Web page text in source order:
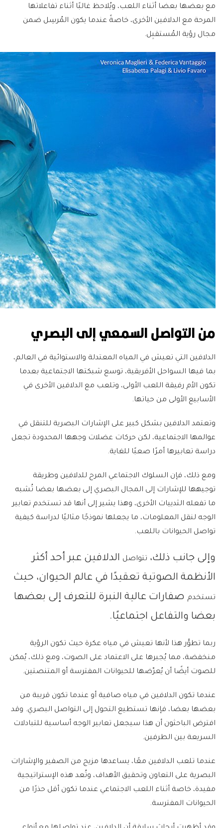
مع بعضها بعضا أثناء اللعب، ويُلاحظ غالبًا أثناء تفاعلاتها
المرحة مع الدلافين الأخرى، خاصةً عندما يكون المُرسِل ضمن
مجال رؤية المُستقبِل.
من التواصل السمعي إلى البصري
الدلافين التي تعيش في المياه المعتدلة والاستوائية في العالم،
بما فيها السواحل الأفريقية، توسع شبكتها الاجتماعية بعدما
تكون الأم رفيقة اللعب الأولى، وتلعب مع الدلافين الأخرى في
الأسابيع الأولى من حياتها.
وتعتمد الدلافين بشكل كبير على الإشارات البصرية للتنقل في
عوالمها الاجتماعية، لكن حركات عضلات وجهها المحدودة تجعل
دراسة تعابيرها أمرًا صعبًا للغاية.
ومع ذلك، فإن السلوك الاجتماعي المرح للدلافين وطريقة
توجيهها للإشارات إلى المجال البصري إلى بعضها بعضا تُشبه
ما تفعله الثدييات الأخرى، وهذا يشير إلى أنها قد تستخدم تعابير
الوجه لنقل المعلومات، ما يجعلها نموذجًا مثاليًا لدراسة كيفية
تواصل الحيوانات باللعب.
وإلى جانب ذلك، تتواصل الدلافين عبر أحد أكثر
الأنظمة الصوتية تعقيدًا في عالم الحيوان، حيث
تستخدم صفارات عالية النبرة للتعرف إلى بعضها
بعضا والتفاعل اجتماعيًا.
ربما تطوَّر هذا لأنها تعيش في مياه عكرة حيث تكون الرؤية
منخفضة، مما يُجبرها على الاعتماد على الصوت، ومع ذلك، يُمكن
للصوت أيضًا أن يُعرّضها للحيوانات المفترسة أو المتنصتين.
عندما تكون الدلافين في مياه صافية أو عندما تكون قريبة من
بعضها بعضا، فإنها تستطيع التحول إلى التواصل البصري. وقد
افترض الباحثون أن هذا سيجعل تعابير الوجه أساسية للتبادلات
السريعة بين الطرفين.
عندما تلعب الدلافين معًا، يساعدها مزيج من الصفير والإشارات
البصرية على التعاون وتحقيق الأهداف، وتُعد هذه الإستراتيجية
مفيدة، خاصة أثناء اللعب الاجتماعي عندما تكون أقل حذرًا من
الحيوانات المفترسة.